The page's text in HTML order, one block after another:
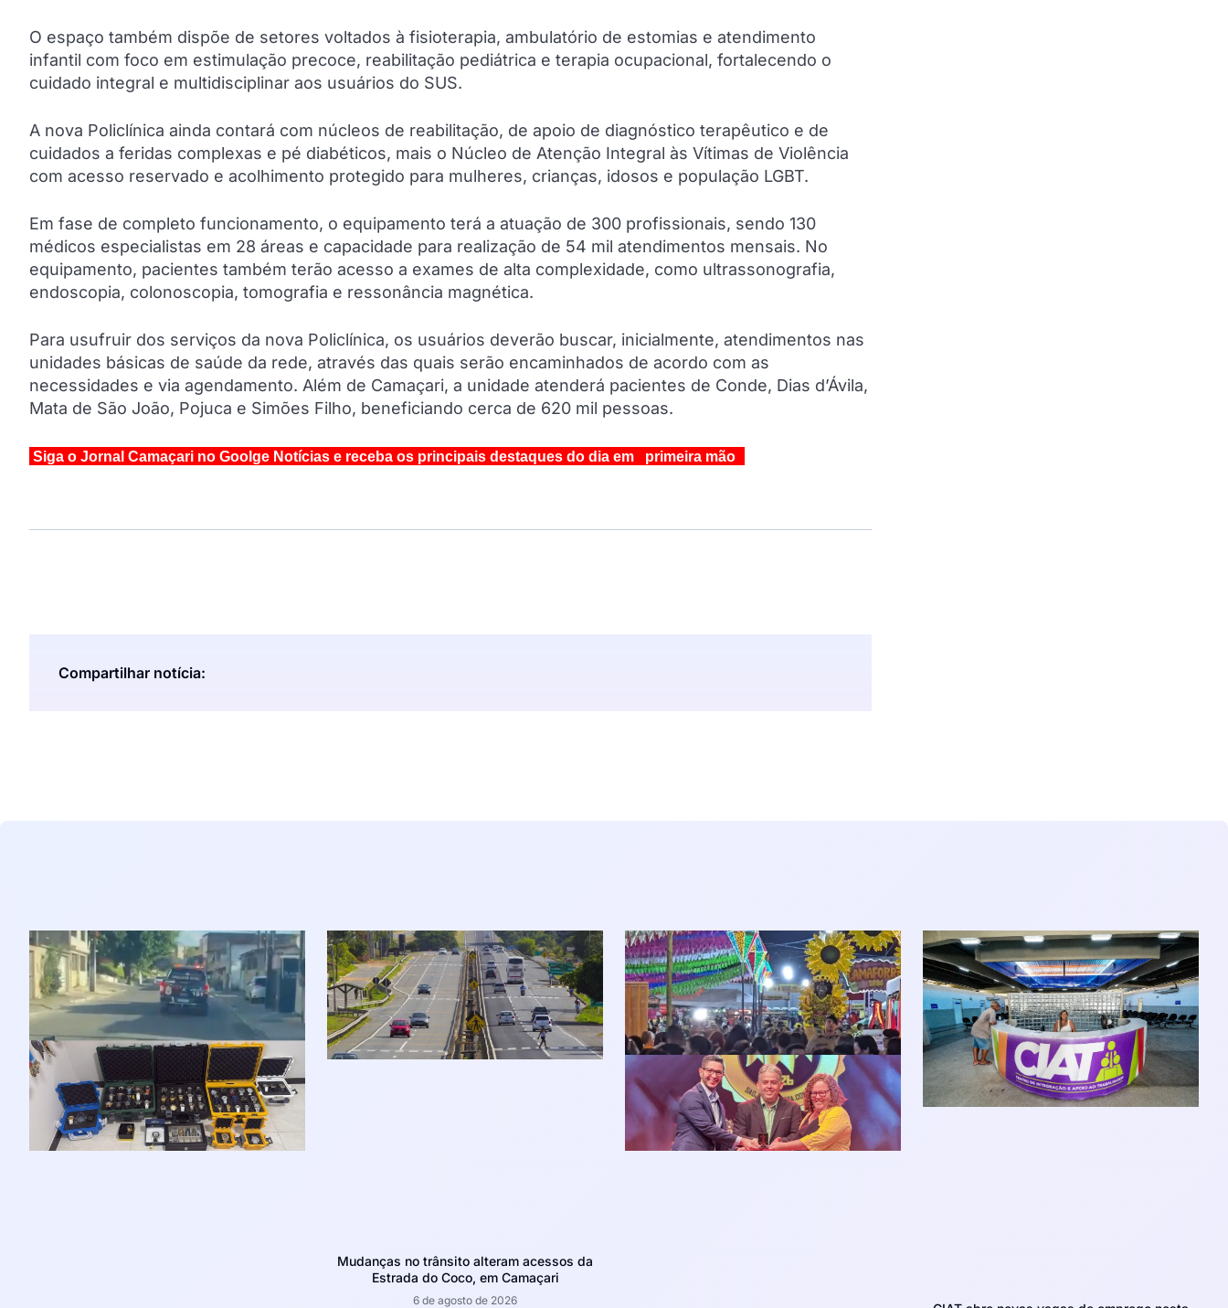
O espaço também dispõe de setores voltados à fisioterapia, ambulatório de estomias e atendimento
infantil com foco em estimulação precoce, reabilitação pediátrica e terapia ocupacional, fortalecendo o
cuidado integral e multidisciplinar aos usuários do SUS.
A nova Policlínica ainda contará com núcleos de reabilitação, de apoio de diagnóstico terapêutico e de
cuidados a feridas complexas e pé diabéticos, mais o Núcleo de Atenção Integral às Vítimas de Violência
com acesso reservado e acolhimento protegido para mulheres, crianças, idosos e população LGBT.
Em fase de completo funcionamento, o equipamento terá a atuação de 300 profissionais, sendo 130
médicos especialistas em 28 áreas e capacidade para realização de 54 mil atendimentos mensais. No
equipamento, pacientes também terão acesso a exames de alta complexidade, como ultrassonografia,
endoscopia, colonoscopia, tomografia e ressonância magnética.
Para usufruir dos serviços da nova Policlínica, os usuários deverão buscar, inicialmente, atendimentos nas
unidades básicas de saúde da rede, através das quais serão encaminhados de acordo com as
necessidades e via agendamento. Além de Camaçari, a unidade atenderá pacientes de Conde, Dias d’Ávila,
Mata de São João, Pojuca e Simões Filho, beneficiando cerca de 620 mil pessoas.
Siga o Jornal Camaçari no Goolge Notícias e receba os principais destaques do dia em primeira mão
Compartilhar notícia:
Mudanças no trânsito alteram acessos da
Estrada do Coco, em Camaçari
6 de agosto de 2026